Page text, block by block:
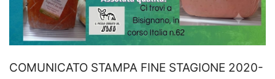
COMUNICATO STAMPA FINE STAGIONE 2020-